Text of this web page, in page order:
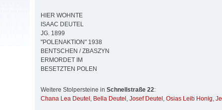
HIER WOHNTE
ISAAC DEUTEL
JG. 1899
"POLENAKTION" 1938
BENTSCHEN / ZBASZYN
ERMORDET IM
BESETZTEN POLEN
Weitere Stolpersteine in Schnellstraße 22:
Chana Lea Deutel , Bella Deutel , Josef Deutel , Osias Leib Honig,